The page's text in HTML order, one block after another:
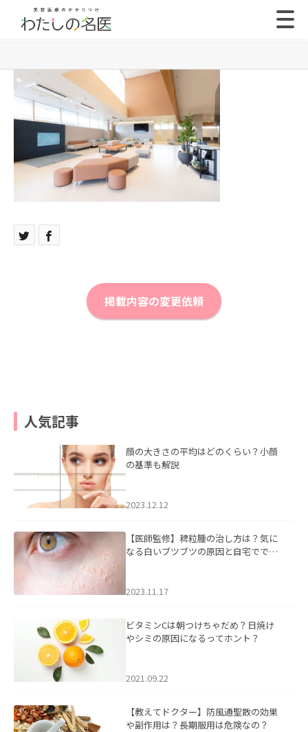
掲載内容の変更依頼
人気記事
顔の大きさの平均はどのくらい？小顔
の基準も解説
2023.12.12
【医師監修】稗粒腫の治し方は？気に
なる白いブツブツの原因と自宅ででき
2023.11.17
ビタミンCは朝つけちゃだめ？日焼け
やシミの原因になるってホント？
2021.09.22
【教えてドクター】防風通聖散の効果
や副作用は？長期服用は危険なの？